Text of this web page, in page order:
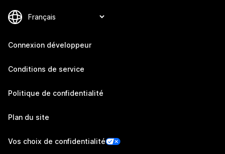
Connexion développeur
Conditions de service
Politique de confidentialité
Plan du site
Vos choix de confidentialité